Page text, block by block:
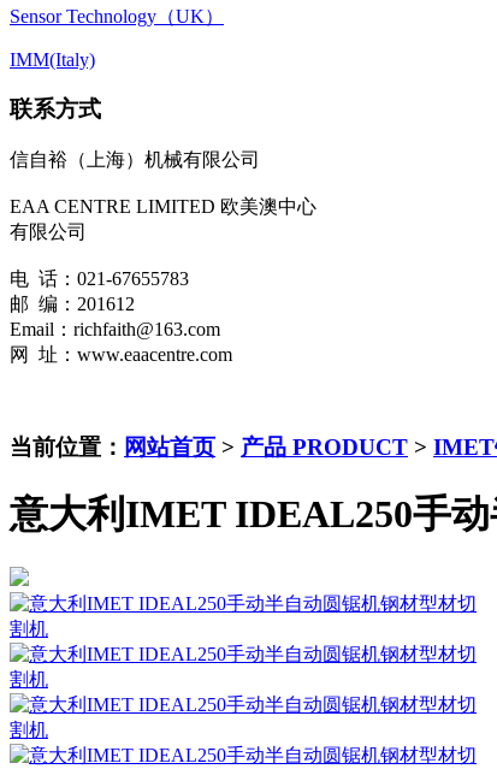
Sensor Technology（UK）
IMM(Italy)
联系方式
信自裕（上海）机械有限公司
EAA CENTRE LIMITED 欧美澳中心
有限公司
电 话：021-67655783
邮 编：201612
Email：richfaith@163.com
网 址：www.eaacentre.com
当前位置： 网站首页 > 产品 PRODUCT > IMET
意大利IMET IDEAL250手